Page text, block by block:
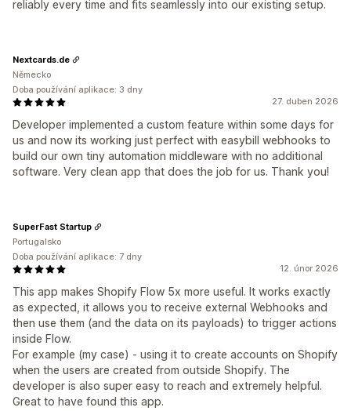
reliably every time and fits seamlessly into our existing setup.
27. duben 2026
Developer implemented a custom feature within some days for
us and now its working just perfect with easybill webhooks to
build our own tiny automation middleware with no additional
software. Very clean app that does the job for us. Thank you!
Nextcards.de
Německo
Doba používání aplikace: 3 dny
12. únor 2026
This app makes Shopify Flow 5x more useful. It works exactly
as expected, it allows you to receive external Webhooks and
then use them (and the data on its payloads) to trigger actions
inside Flow.
For example (my case) - using it to create accounts on Shopify
when the users are created from outside Shopify. The
developer is also super easy to reach and extremely helpful.
Great to have found this app.
SuperFast Startup
Portugalsko
Doba používání aplikace: 7 dny